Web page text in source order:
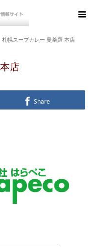
札幌スープカレー 曼荼羅 本店
店
Share